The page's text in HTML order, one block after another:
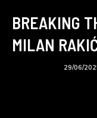
BREAKING
MILAN
29/06/